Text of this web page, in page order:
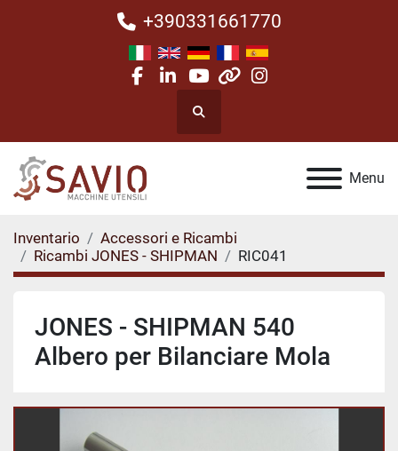
+390331661770
facebook
linkedin
youtube
otherinstagram
Cerca
Menu
Inventario
Accessori e Ricambi
Ricambi JONES - SHIPMAN
RIC041
JONES - SHIPMAN 540
Albero per Bilanciare Mola